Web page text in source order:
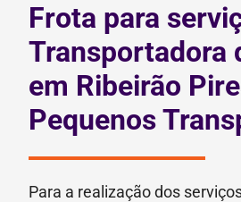
Frota para
Transportadora
em Ribeirão
Pequenos
Para a realização dos